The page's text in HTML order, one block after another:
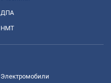
ДПА
НМТ
Электромобили